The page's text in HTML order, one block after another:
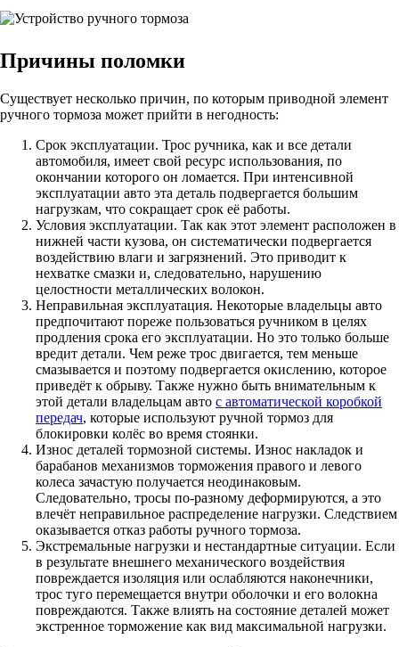
Причины поломки
Существует несколько причин, по которым приводной элемент
ручного тормоза может прийти в негодность:
Срок эксплуатации. Трос ручника, как и все детали
автомобиля, имеет свой ресурс использования, по
окончании которого он ломается. При интенсивной
эксплуатации авто эта деталь подвергается большим
нагрузкам, что сокращает срок её работы.
Условия эксплуатации. Так как этот элемент расположен в
нижней части кузова, он систематически подвергается
воздействию влаги и загрязнений. Это приводит к
нехватке смазки и, следовательно, нарушению
целостности металлических волокон.
Неправильная эксплуатация. Некоторые владельцы авто
предпочитают пореже пользоваться ручником в целях
продления срока его эксплуатации. Но это только больше
вредит детали. Чем реже трос двигается, тем меньше
смазывается и поэтому подвергается окислению, которое
приведёт к обрыву. Также нужно быть внимательным к
этой детали владельцам авто с автоматической коробкой
передач, которые используют ручной тормоз для
блокировки колёс во время стоянки.
Износ деталей тормозной системы. Износ накладок и
барабанов механизмов торможения правого и левого
колеса зачастую получается неодинаковым.
Следовательно, тросы по-разному деформируются, а это
влечёт неправильное распределение нагрузки. Следствием
оказывается отказ работы ручного тормоза.
Экстремальные нагрузки и нестандартные ситуации. Если
в результате внешнего механического воздействия
повреждается изоляция или ослабляются наконечники,
трос туго перемещается внутри оболочки и его волокна
повреждаются. Также влиять на состояние деталей может
экстренное торможение как вид максимальной нагрузки.